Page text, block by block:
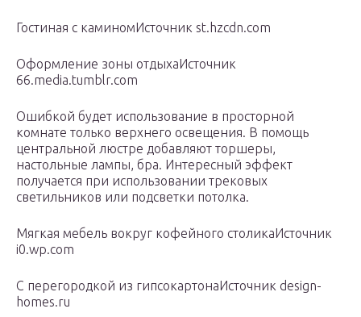
Гостиная с каминомИсточник st.hzcdn.com
Оформление зоны отдыхаИсточник
66.media.tumblr.com
Ошибкой будет использование в просторной
комнате только верхнего освещения. В помощь
центральной люстре добавляют торшеры,
настольные лампы, бра. Интересный эффект
получается при использовании трековых
светильников или подсветки потолка.
Мягкая мебель вокруг кофейного столикаИсточник
i0.wp.com
С перегородкой из гипсокартонаИсточник design-
homes.ru